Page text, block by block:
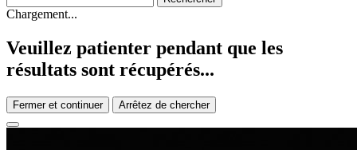
Chargement...
Veuillez patienter pendant que les
résultats sont récupérés...
Fermer et continuer Arrêtez de chercher